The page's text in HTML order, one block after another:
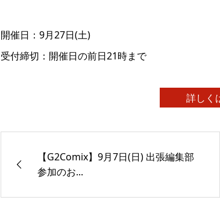
開催日：9月27日(土)
受付締切：開催日の前日21時まで
詳しく
【G2Comix】9月7日(日) 出張編集部
参加のお...